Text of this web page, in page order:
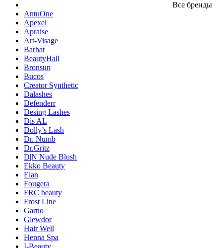
Все бренды
AntuOne
Apexel
Apraise
Art-Visage
Barhat
BeautyHall
Bronsun
Bucos
Creator Synthetic
Dalashes
Defenderr
Desing Lashes
Dis AL
Dolly’s Lash
Dr. Numb
Dr.Gritz
D|N Nude Blush
Ekko Beauty
Elan
Fougera
FRC beauty
Frost Line
Garno
Glewdor
Hair Well
Henna Spa
I-Beauty